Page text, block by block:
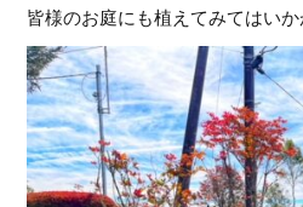
皆様のお庭にも植えてみてはいか